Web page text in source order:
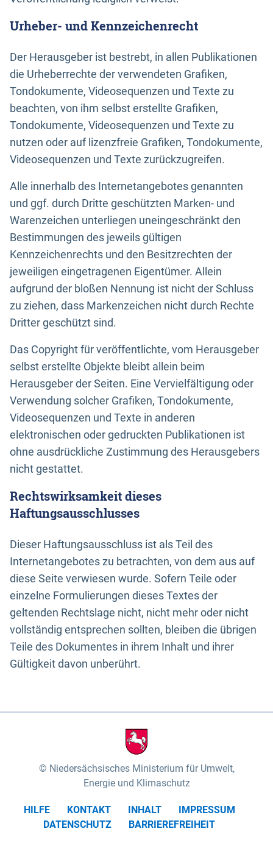
Urheber- und Kennzeichenrecht
Der Herausgeber ist bestrebt, in allen Publikationen
die Urheberrechte der verwendeten Grafiken,
Tondokumente, Videosequenzen und Texte zu
beachten, von ihm selbst erstellte Grafiken,
Tondokumente, Videosequenzen und Texte zu
nutzen oder auf lizenzfreie Grafiken, Tondokumente,
Videosequenzen und Texte zurückzugreifen.
Alle innerhalb des Internetangebotes genannten
und ggf. durch Dritte geschützten Marken- und
Warenzeichen unterliegen uneingeschränkt den
Bestimmungen des jeweils gültigen
Kennzeichenrechts und den Besitzrechten der
jeweiligen eingetragenen Eigentümer. Allein
aufgrund der bloßen Nennung ist nicht der Schluss
zu ziehen, dass Markenzeichen nicht durch Rechte
Dritter geschützt sind.
Das Copyright für veröffentlichte, vom Herausgeber
selbst erstellte Objekte bleibt allein beim
Herausgeber der Seiten. Eine Vervielfältigung oder
Verwendung solcher Grafiken, Tondokumente,
Videosequenzen und Texte in anderen
elektronischen oder gedruckten Publikationen ist
ohne ausdrückliche Zustimmung des Herausgebers
nicht gestattet.
Rechtswirksamkeit dieses
Haftungsausschlusses
Dieser Haftungsausschluss ist als Teil des
Internetangebotes zu betrachten, von dem aus auf
diese Seite verwiesen wurde. Sofern Teile oder
einzelne Formulierungen dieses Textes der
geltenden Rechtslage nicht, nicht mehr oder nicht
vollständig entsprechen sollten, bleiben die übrigen
Teile des Dokumentes in ihrem Inhalt und ihrer
Gültigkeit davon unberührt.
Niedersächsisches Ministerium für Umwelt,
Energie und Klimaschutz
HILFE KONTAKT INHALT
IMPRESSUM
DATENSCHUTZ
BARRIEREFREIHEIT